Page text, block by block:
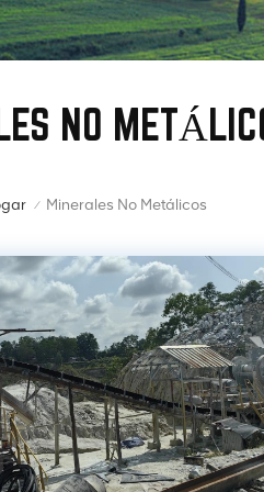
NO
/ Minerales No Metálicos